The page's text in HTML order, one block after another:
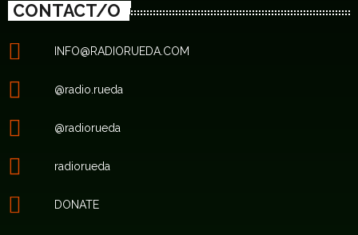
CONTACT/O
INFO@RADIORUEDA.COM
@radio.rueda
@radiorueda
radiorueda
DONATE